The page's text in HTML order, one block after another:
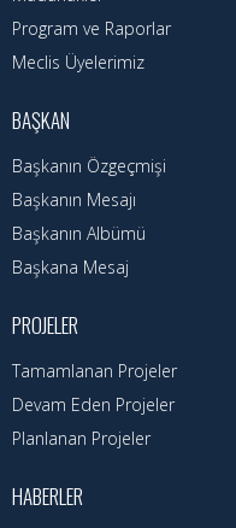
Faaliyet Raporu
Başvuru Rehberi
Meclis Kararları
İhale İlanları
Vefat Edenler
Telefon Rehberi
İlçemiz
Cizre Tarihi
Muhtarlıklar
Program ve Raporlar
Meclis Üyelerimiz
BAŞKAN
Başkanın Özgeçmişi
Başkanın Mesajı
Başkanın Albümü
Başkana Mesaj
PROJELER
Tamamlanan Projeler
Devam Eden Projeler
Planlanan Projeler
HABERLER